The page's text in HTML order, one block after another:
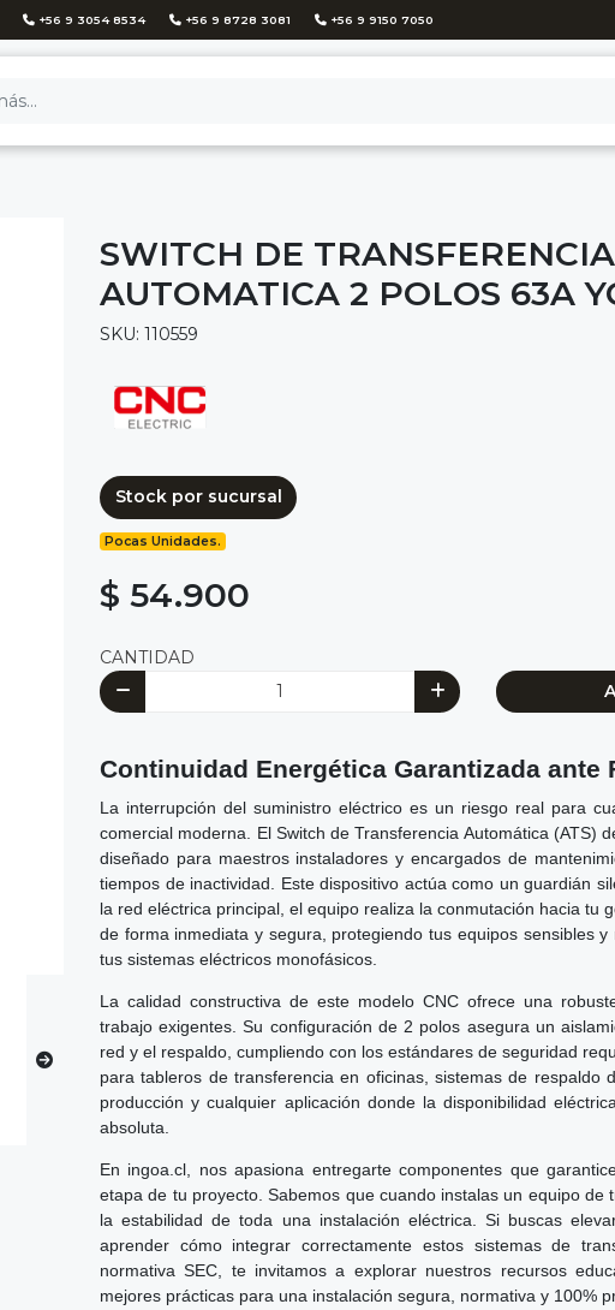
+56 9 3054 8534 +56 9 8728 3081 +56 9 9150 7050
SWITCH DE TRANSFERENCIA
AUTOMATICA 2 POLOS 63A
SKU: 110559
Stock por sucursal
Pocas Unidades.
$ 54.900
CANTIDAD
Continuidad Energética Garantizada ante
La interrupción del suministro eléctrico es un riesgo real para
comercial moderna. El Switch de Transferencia Automática (ATS)
diseñado para maestros instaladores y encargados de
tiempos de inactividad. Este dispositivo actúa como un guardián
la red eléctrica principal, el equipo realiza la conmutación hacia tu
de forma inmediata y segura, protegiendo tus equipos sensibles
tus sistemas eléctricos monofásicos.
La calidad constructiva de este modelo CNC ofrece una
trabajo exigentes. Su configuración de 2 polos asegura un
red y el respaldo, cumpliendo con los estándares de seguridad
para tableros de transferencia en oficinas, sistemas de respaldo
producción y cualquier aplicación donde la disponibilidad
absoluta.
En ingoa.cl, nos apasiona entregarte componentes que
etapa de tu proyecto. Sabemos que cuando instalas un equipo de
la estabilidad de toda una instalación eléctrica. Si buscas
aprender cómo integrar correctamente estos sistemas de
normativa SEC, te invitamos a explorar nuestros recursos
mejores prácticas para una instalación segura, normativa y 100%